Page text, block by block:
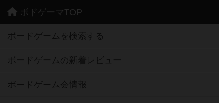
ボドゲーマTOP
ボードゲームを検索する
ボードゲームの新着レビュー
ボードゲーム会情報